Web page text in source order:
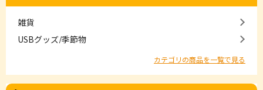
雑貨
USBグッズ/季節物
カテゴリの商品を一覧で見る